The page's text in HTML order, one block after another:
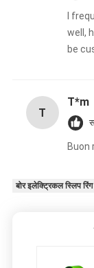
I
well,
be
T
T*m
Buon
बोर इलेक्ट्रिकल स्लिप रिंग